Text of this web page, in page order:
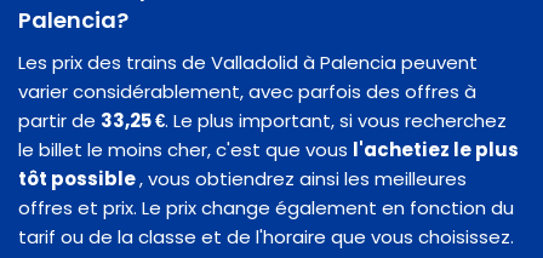
Palencia?
Les prix des trains de Valladolid à Palencia peuvent
varier considérablement, avec parfois des offres à
partir de 33,25 €. Le plus important, si vous recherchez
le billet le moins cher, c'est que vous l'achetiez le plus
tôt possible, vous obtiendrez ainsi les meilleures
offres et prix. Le prix change également en fonction du
tarif ou de la classe et de l'horaire que vous choisissez.